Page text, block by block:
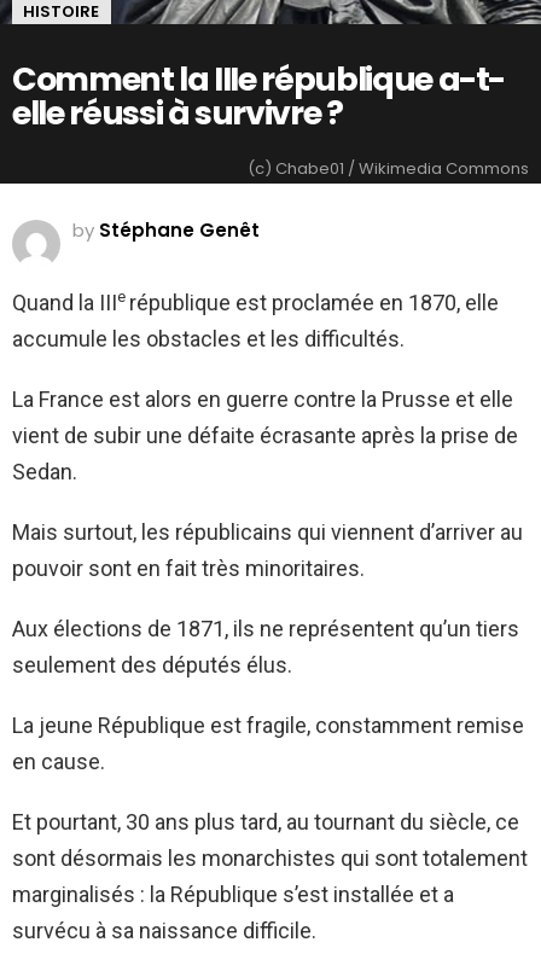
HISTOIRE
Comment la IIIe république a-t-
elle réussi à survivre ?
(c) Chabe01 / Wikimedia Commons
by Stéphane Genêt
Quand la IIIe république est proclamée en 1870, elle
accumule les obstacles et les difficultés.
La France est alors en guerre contre la Prusse et elle
vient de subir une défaite écrasante après la prise de
Sedan.
Mais surtout, les républicains qui viennent d’arriver au
pouvoir sont en fait très minoritaires.
Aux élections de 1871, ils ne représentent qu’un tiers
seulement des députés élus.
La jeune République est fragile, constamment remise
en cause.
Et pourtant, 30 ans plus tard, au tournant du siècle, ce
sont désormais les monarchistes qui sont totalement
marginalisés : la République s’est installée et a
survécu à sa naissance difficile.